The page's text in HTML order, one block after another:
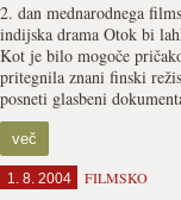
2. dan mednarodnega
indijska drama Otok bi
Kot je bilo mogoče
pritegnila znani finski
posneti glasbeni
več
1. 8. 2004 FILMSKO